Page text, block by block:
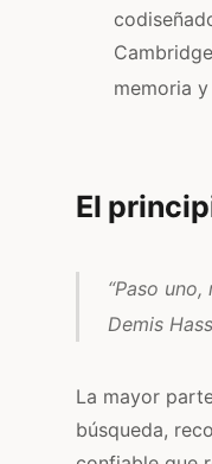
memoria
El
“Paso
Demis
La mayor
búsqueda,